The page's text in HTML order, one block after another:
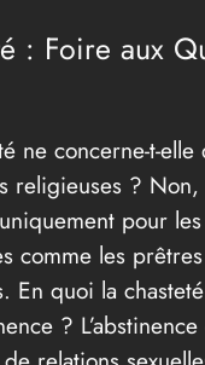
: Foire aux
ne concerne-t-elle
religieuses ? Non,
pour
comme les
En quoi la
?